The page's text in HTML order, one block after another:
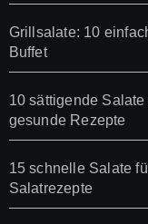
Grillsalate: 10
Buffet
10 sättigende
gesunde Rezepte
15 schnelle Salate
Salatrezepte